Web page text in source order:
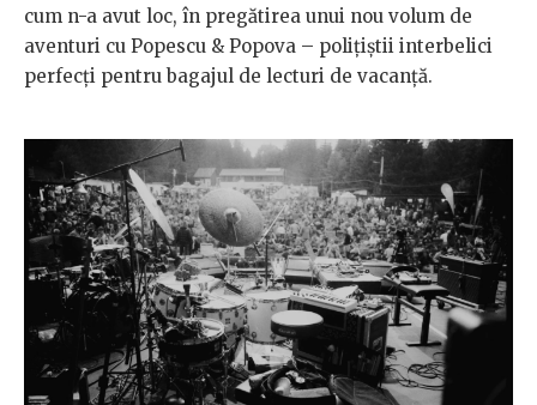
cum n-a avut loc, în pregătirea unui nou volum de
aventuri cu Popescu & Popova – polițiștii interbelici
perfecți pentru bagajul de lecturi de vacanță.